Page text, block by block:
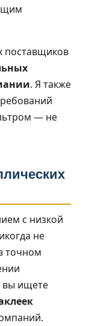
поставщиков
. Я также
— не
с низкой
не
точном
вы ищете